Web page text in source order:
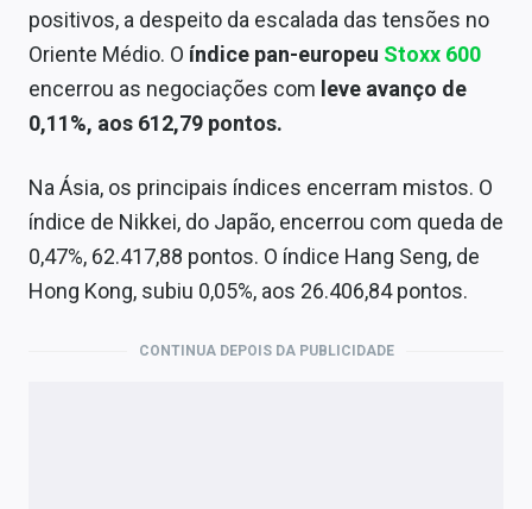
positivos, a despeito da escalada das tensões no
Oriente Médio. O índice pan-europeu Stoxx 600
encerrou as negociações com leve avanço de
0,11%, aos 612,79 pontos.
Na Ásia, os principais índices encerram mistos. O
índice de Nikkei, do Japão, encerrou com queda de
0,47%, 62.417,88 pontos. O índice Hang Seng, de
Hong Kong, subiu 0,05%, aos 26.406,84 pontos.
CONTINUA DEPOIS DA PUBLICIDADE